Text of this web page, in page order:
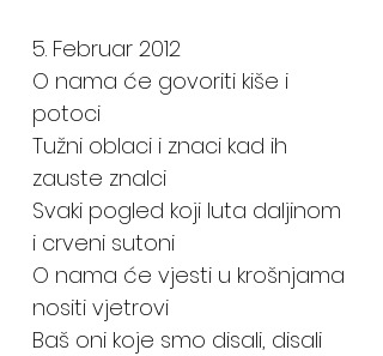
5. Februar 2012
O nama će govoriti kiše i
potoci
Tužni oblaci i znaci kad ih
zauste znalci
Svaki pogled koji luta daljinom
i crveni sutoni
O nama će vjesti u krošnjama
nositi vjetrovi
Baš oni koje smo disali, disali